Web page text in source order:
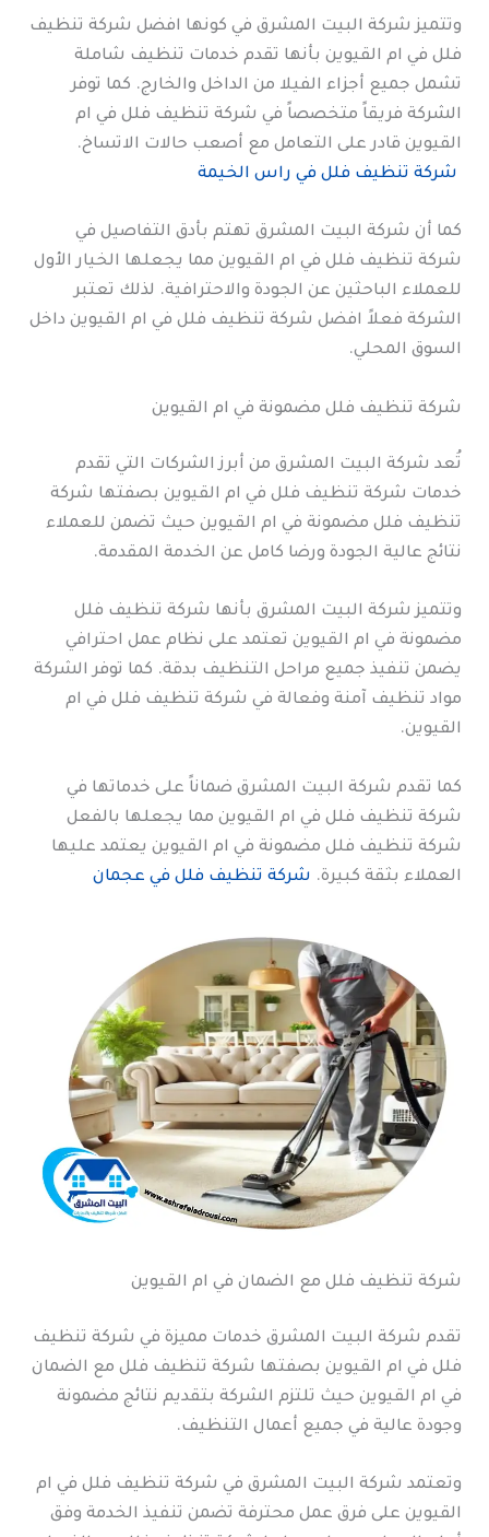
وتتميز شركة البيت المشرق في كونها افضل شركة تنظيف
فلل في ام القيوين بأنها تقدم خدمات تنظيف شاملة
تشمل جميع أجزاء الفيلا من الداخل والخارج. كما توفر
الشركة فريقاً متخصصاً في شركة تنظيف فلل في ام
القيوين قادر على التعامل مع أصعب حالات الاتساخ.
شركة تنظيف فلل في راس الخيمة
كما أن شركة البيت المشرق تهتم بأدق التفاصيل في
شركة تنظيف فلل في ام القيوين مما يجعلها الخيار الأول
للعملاء الباحثين عن الجودة والاحترافية. لذلك تعتبر
الشركة فعلاً افضل شركة تنظيف فلل في ام القيوين داخل
السوق المحلي.
شركة تنظيف فلل مضمونة في ام القيوين
تُعد شركة البيت المشرق من أبرز الشركات التي تقدم
خدمات شركة تنظيف فلل في ام القيوين بصفتها شركة
تنظيف فلل مضمونة في ام القيوين حيث تضمن للعملاء
نتائج عالية الجودة ورضا كامل عن الخدمة المقدمة.
وتتميز شركة البيت المشرق بأنها شركة تنظيف فلل
مضمونة في ام القيوين تعتمد على نظام عمل احترافي
يضمن تنفيذ جميع مراحل التنظيف بدقة. كما توفر الشركة
مواد تنظيف آمنة وفعالة في شركة تنظيف فلل في ام
القيوين.
كما تقدم شركة البيت المشرق ضماناً على خدماتها في
شركة تنظيف فلل في ام القيوين مما يجعلها بالفعل
شركة تنظيف فلل مضمونة في ام القيوين يعتمد عليها
العملاء بثقة كبيرة. شركة تنظيف فلل في عجمان
شركة تنظيف فلل مع الضمان في ام القيوين
تقدم شركة البيت المشرق خدمات مميزة في شركة تنظيف
فلل في ام القيوين بصفتها شركة تنظيف فلل مع الضمان
في ام القيوين حيث تلتزم الشركة بتقديم نتائج مضمونة
وجودة عالية في جميع أعمال التنظيف.
وتعتمد شركة البيت المشرق في شركة تنظيف فلل في ام
القيوين على فرق عمل محترفة تضمن تنفيذ الخدمة وفق